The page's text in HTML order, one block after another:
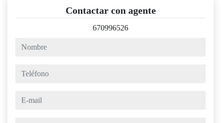
Contactar con agente
670996526
nombre
teléfono
e-mail